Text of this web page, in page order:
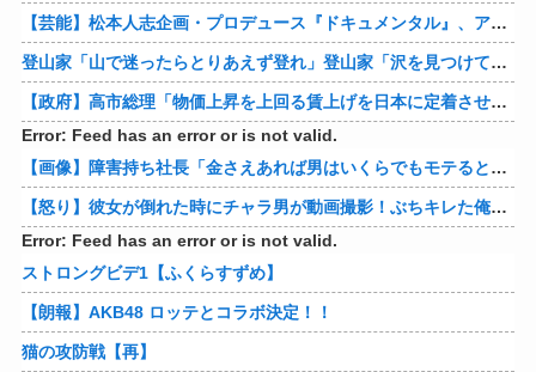
【芸能】松本人志企画・プロデュース『ドキュメンタル』、アメリカで初の制作が決定
登山家「山で迷ったらとりあえず登れ」登山家「沢を見つけて下山しろ」←これ結局どっちが正解なの？
【政府】高市総理「物価上昇を上回る賃上げを日本に定着させる」 国家公務員月給3.51％増へ 人事院の勧告を受け
Error: Feed has an error or is not valid.
【画像】障害持ち社長「金さえあれば男はいくらでもモテるという事を証明してる」
【怒り】彼女が倒れた時にチャラ男が動画撮影！ぶちキレた俺がしたことｗｗｗｗ 他
Error: Feed has an error or is not valid.
ストロングビデ1【ふくらすずめ】
【朗報】AKB48 ロッテとコラボ決定！！
猫の攻防戦【再】